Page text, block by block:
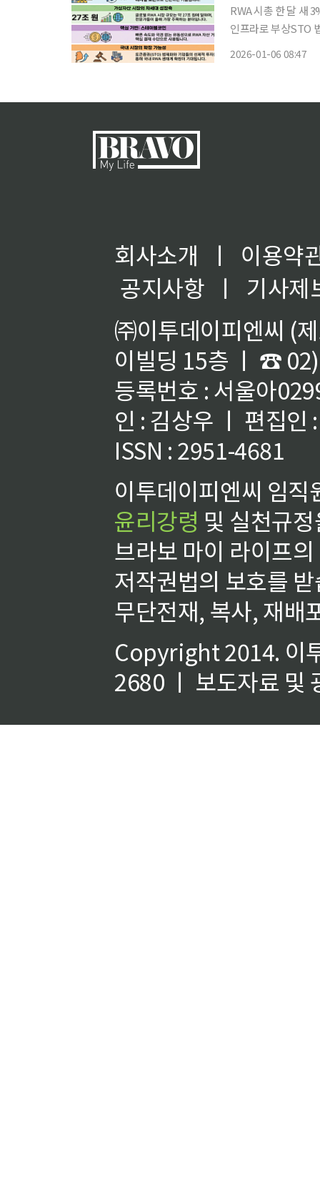
RWA 시총 한 달 새
인프라로 부상STO 법제화 앞
2026-01-06 08:47
회사소개 ㅣ
이용약
공지사항
ㅣ
기사제
㈜이투데이피엔씨 (
이빌딩 15층 ㅣ ☎
등록번호 : 서울아
인 : 김상우 ㅣ 편집인
ISSN : 2951-4681
이투데이피엔씨 임
윤리강령 및 실천규
브라보 마이 라이프
저작권법의 보호를
무단전재, 복사, 재배
Copyright 2014. 이
2680 ㅣ 보도자료